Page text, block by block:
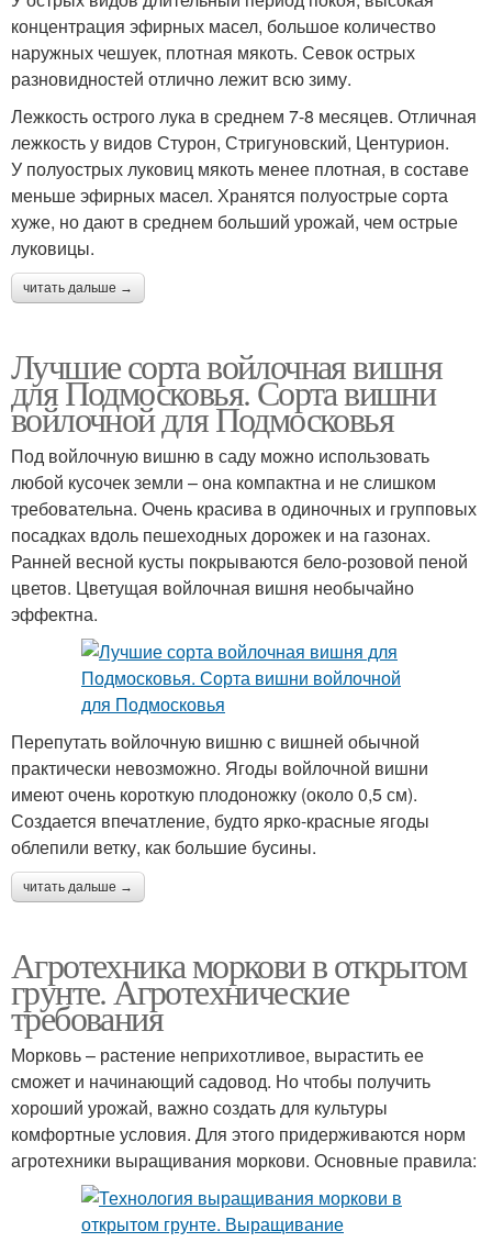
концентрация эфирных масел, большое количество
наружных чешуек, плотная мякоть. Севок острых
разновидностей отлично лежит всю зиму.
Лежкость острого лука в среднем 7-8 месяцев. Отличная
лежкость у видов Стурон, Стригуновский, Центурион.
У полуострых луковиц мякоть менее плотная, в составе
меньше эфирных масел. Хранятся полуострые сорта
хуже, но дают в среднем больший урожай, чем острые
луковицы.
читать дальше →
Лучшие сорта войлочная вишня
для Подмосковья. Сорта вишни
войлочной для Подмосковья
Под войлочную вишню в саду можно использовать
любой кусочек земли – она компактна и не слишком
требовательна. Очень красива в одиночных и групповых
посадках вдоль пешеходных дорожек и на газонах.
Ранней весной кусты покрываются бело-розовой пеной
цветов. Цветущая войлочная вишня необычайно
эффектна.
Перепутать войлочную вишню с вишней обычной
практически невозможно. Ягоды войлочной вишни
имеют очень короткую плодоножку (около 0,5 см).
Создается впечатление, будто ярко-красные ягоды
облепили ветку, как большие бусины.
читать дальше →
Агротехника моркови в открытом
грунте. Агротехнические
требования
Морковь – растение неприхотливое, вырастить ее
сможет и начинающий садовод. Но чтобы получить
хороший урожай, важно создать для культуры
комфортные условия. Для этого придерживаются норм
агротехники выращивания моркови. Основные правила: